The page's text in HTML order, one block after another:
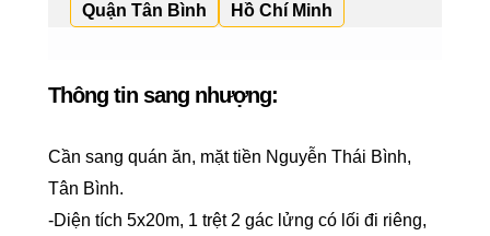
Quận Tân Bình
Hồ Chí Minh
Thông tin sang nhượng:
Cần sang quán ăn, mặt tiền Nguyễn Thái Bình,
Tân Bình.
-Diện tích 5x20m, 1 trệt 2 gác lửng có lối đi riêng,